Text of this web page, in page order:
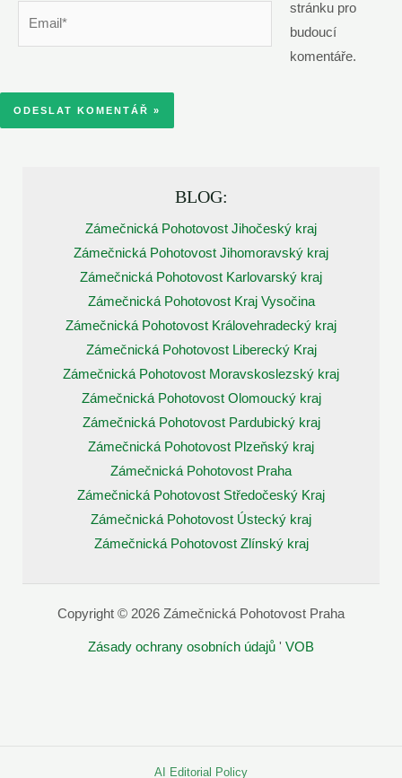
stránku pro
budoucí
komentáře.
BLOG:
Zámečnická Pohotovost Jihočeský kraj
Zámečnická Pohotovost Jihomoravský kraj
Zámečnická Pohotovost Karlovarský kraj
Zámečnická Pohotovost Kraj Vysočina
Zámečnická Pohotovost Královehradecký kraj
Zámečnická Pohotovost Liberecký Kraj
Zámečnická Pohotovost Moravskoslezský kraj
Zámečnická Pohotovost Olomoucký kraj
Zámečnická Pohotovost Pardubický kraj
Zámečnická Pohotovost Plzeňský kraj
Zámečnická Pohotovost Praha
Zámečnická Pohotovost Středočeský Kraj
Zámečnická Pohotovost Ústecký kraj
Zámečnická Pohotovost Zlínský kraj
Copyright © 2026 Zámečnická Pohotovost Praha
Zásady ochrany osobních údajů ' VOB
AI Editorial Policy